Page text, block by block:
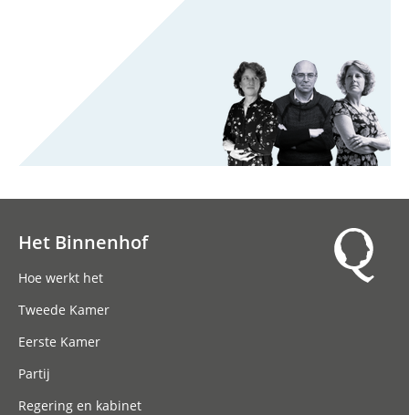
Het Binnenhof
Hoe werkt het
Tweede Kamer
Eerste Kamer
Partij
Regering en kabinet